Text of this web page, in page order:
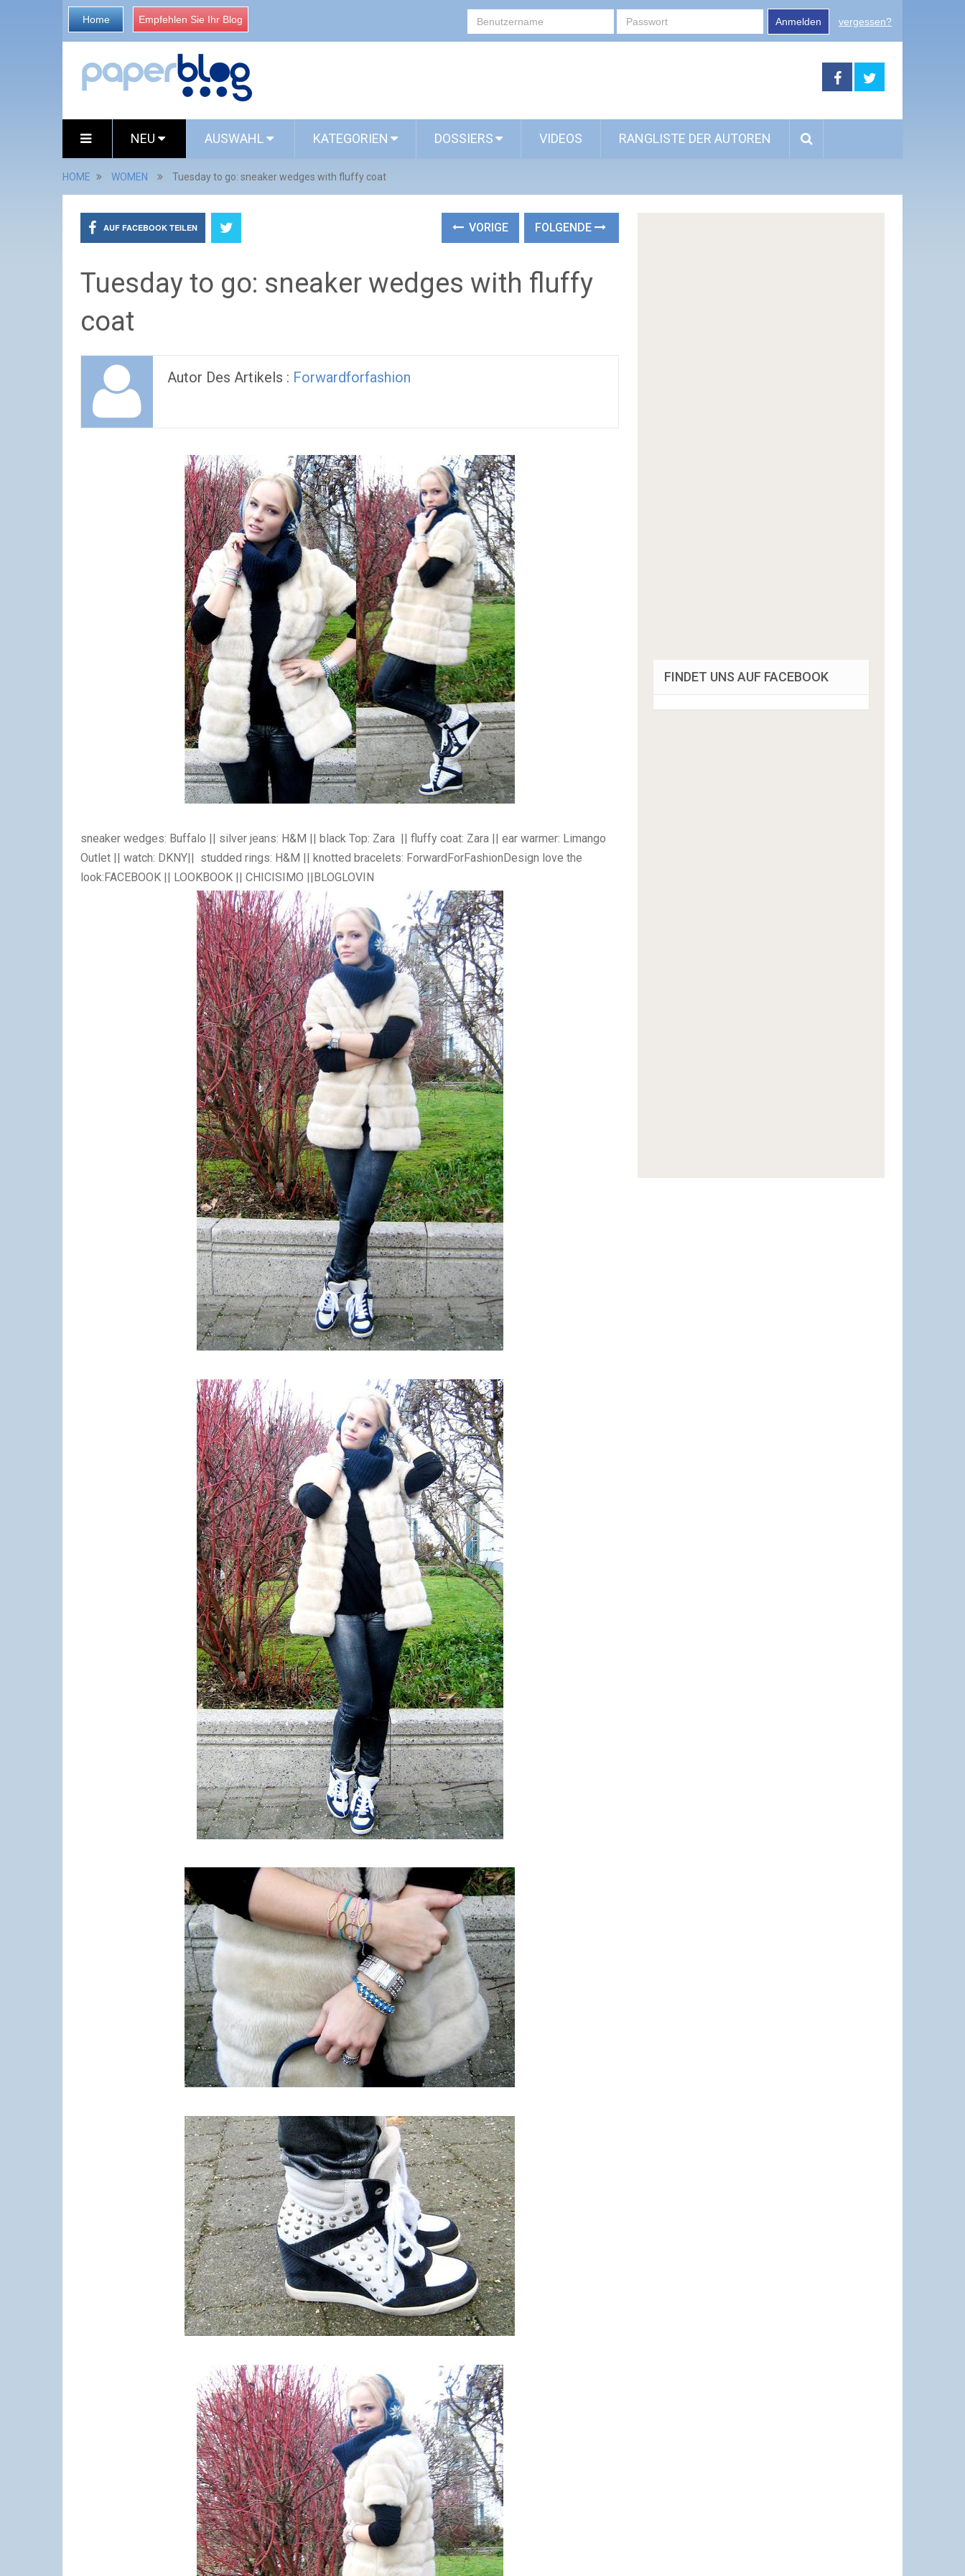
Home Empfehlen Sie Ihr Blog Anmelden vergessen?
NEU AUSWAHL KATEGORIEN DOSSIERS VIDEOS RANGLISTE DER AUTOREN
HOME WOMEN Tuesday to go: sneaker wedges with fluffy coat
AUF FACEBOOK TEILEN VORIGE FOLGENDE
Tuesday to go: sneaker wedges with fluffy
coat
Autor Des Artikels : Forwardforfashion
sneaker wedges: Buffalo || silver jeans: H&M || black Top: Zara || fluffy coat: Zara || ear warmer: Limango
Outlet || watch: DKNY|| studded rings: H&M || knotted bracelets: ForwardForFashionDesign love the
look:FACEBOOK || LOOKBOOK || CHICISIMO ||BLOGLOVIN
FINDET UNS AUF FACEBOOK